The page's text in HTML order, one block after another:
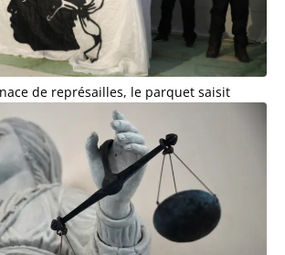
de représailles, le parquet saisit